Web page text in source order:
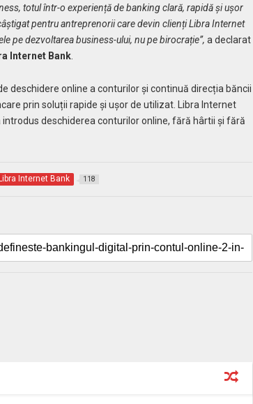
totul într-o experiență de banking clară, rapidă și ușor
pentru antreprenorii care devin clienți Libra Internet
pe dezvoltarea business-ului, nu pe birocrație”, a declarat
Internet Bank.
deschidere online a conturilor și continuă direcția băncii
prin soluții rapide și ușor de utilizat. Libra Internet
deschiderea conturilor online, fără hârtii și fără
Libra Internet Bank 118